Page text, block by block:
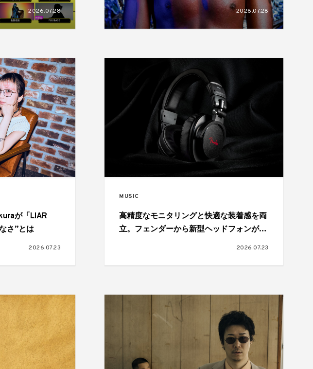
2026.07.28
TRAVELLIN’ LOVER」を先行配信
2026.07.28
が「LIAR
さ”とは
2026.07.23
MUSIC
高精度なモニタリングと快適な装着感を両
立。フェンダーから新型ヘッドフォンが登
2026.07.23